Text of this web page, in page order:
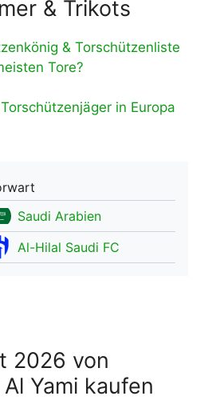
& Trikots
& Torschützenliste
Tore?
in Europa
Saudi Arabien
Al-Hilal Saudi FC
2026 von
Yami kaufen